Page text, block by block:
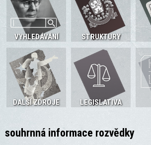
VYHLEDÁVÁNÍ STRUKTURY
DALŠÍ ZDROJE LEGISLATIVA
souhrnná informace rozvědky